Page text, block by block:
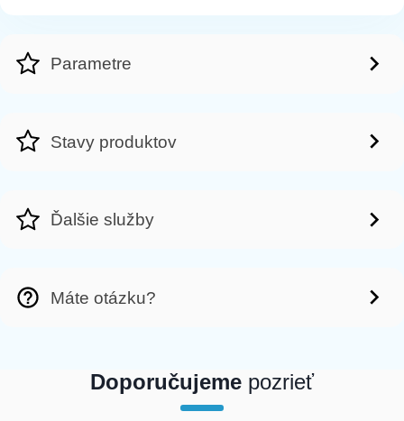
Parametre
Stavy produktov
Ďalšie služby
Máte otázku?
Doporučujeme pozrieť